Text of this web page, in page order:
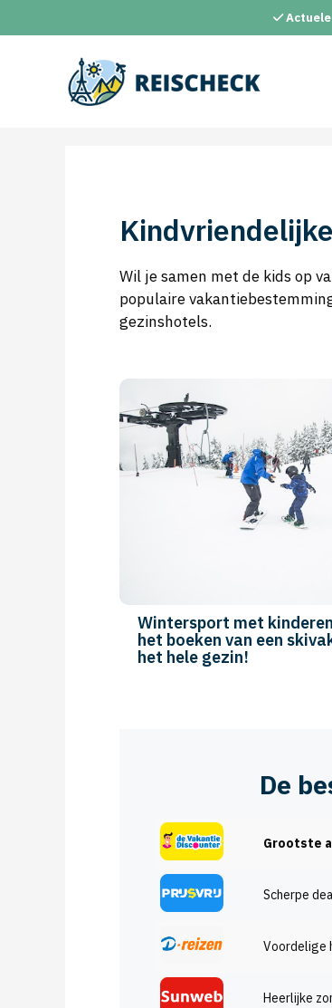
naar
Actuele
Wil je samen met de kids op
populaire
gezinshotels.
Top 10 kindvriendelijke
Icmeler
De
Grootste
Scherpe
Voordelige
Heerlijke